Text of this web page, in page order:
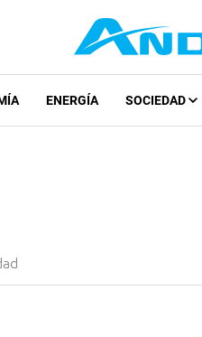
ENERGÍA SOCIEDAD